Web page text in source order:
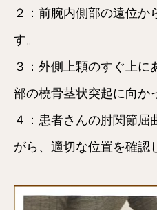
２：前腕内側部の遠位か
す。
３：外側上顆のすぐ上に
部の橈骨茎状突起に向か
４：患者さんの肘関節屈
がら、適切な位置を確認